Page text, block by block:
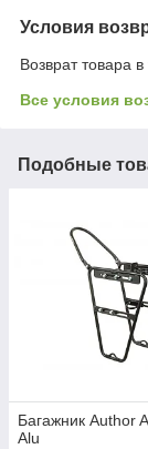
Условия
Возврат товара
Все условия
Подобные
Багажник Author
Alu